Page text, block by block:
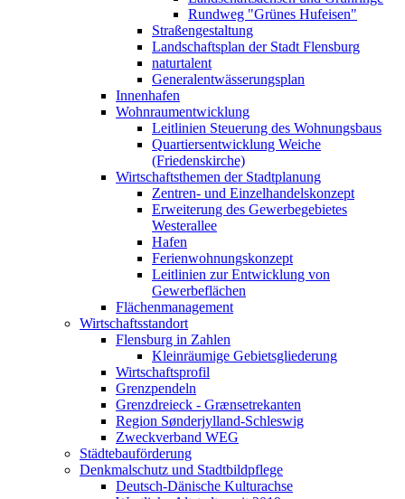
Rundweg "Grünes Hufeisen"
Straßengestaltung
Landschaftsplan der Stadt Flensburg
naturtalent
Generalentwässerungsplan
Innenhafen
Wohnraumentwicklung
Leitlinien Steuerung des Wohnungsbaus
Quartiersentwicklung Weiche
(Friedenskirche)
Wirtschaftsthemen der Stadtplanung
Zentren- und Einzelhandelskonzept
Erweiterung des Gewerbegebietes
Westerallee
Hafen
Ferienwohnungskonzept
Leitlinien zur Entwicklung von
Gewerbeflächen
Flächenmanagement
Wirtschaftsstandort
Flensburg in Zahlen
Kleinräumige Gebietsgliederung
Wirtschaftsprofil
Grenzpendeln
Grenzdreieck - Grænsetrekanten
Region Sønderjylland-Schleswig
Zweckverband WEG
Städtebauförderung
Denkmalschutz und Stadtbildpflege
Deutsch-Dänische Kulturachse